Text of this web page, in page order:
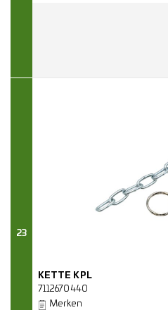
23
KETTE KPL
7112670440
Merken